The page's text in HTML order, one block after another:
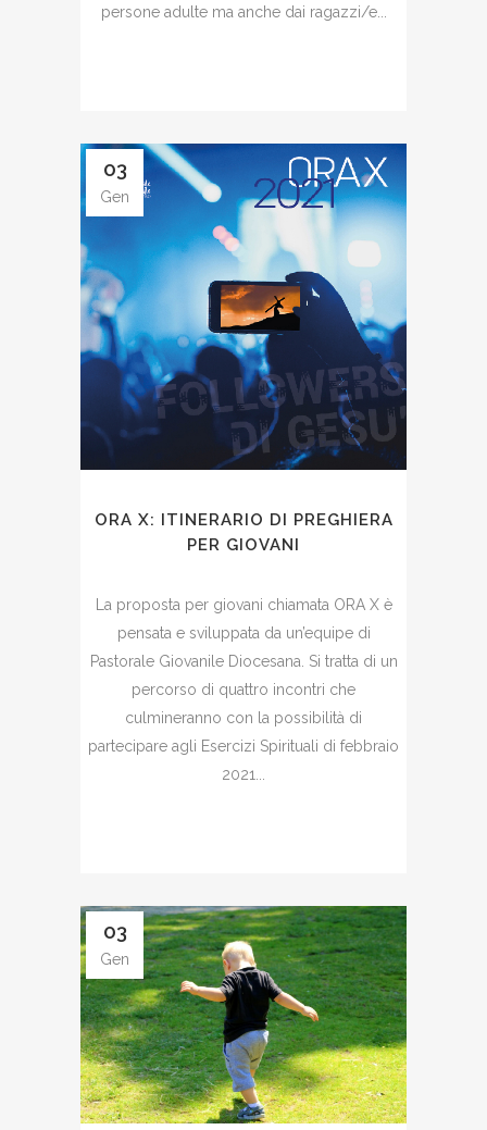
persone adulte ma anche dai ragazzi/e...
03
Gen
ORA X: ITINERARIO DI PREGHIERA
PER GIOVANI
La proposta per giovani chiamata ORA X è
pensata e sviluppata da un’equipe di
Pastorale Giovanile Diocesana. Si tratta di un
percorso di quattro incontri che
culmineranno con la possibilità di
partecipare agli Esercizi Spirituali di febbraio
2021...
03
Gen